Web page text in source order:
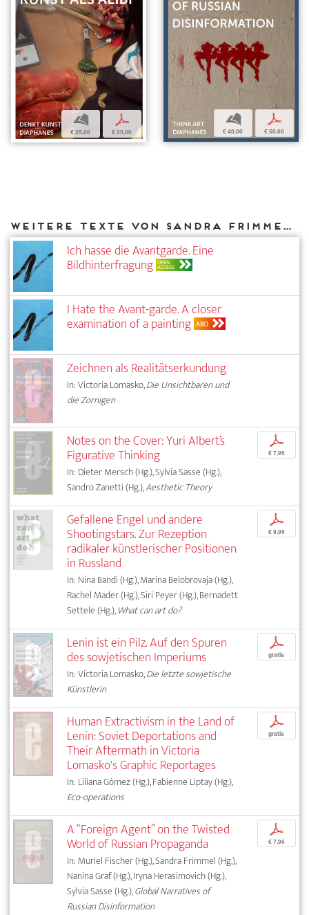
b
€ 25,00
p
€ 25,00
b
€ 40,00
p
€ 50,00
Weitere Texte von Sandra Frimmel bei DIAPHANES
Ich hasse die Avantgarde. Eine
Bildhinterfragung OPEN
ACCESS
I Hate the Avant-garde. A closer
examination of a painting ABO
Zeichnen als Realitätserkundung
In: Victoria Lomasko,Die Unsichtbaren und
die Zornigen
Notes on the Cover: Yuri Albert’s
Figurative Thinking
In: Dieter Mersch (Hg.), Sylvia Sasse (Hg.),
Sandro Zanetti (Hg.),Aesthetic Theory
p
€ 7,95
Gefallene Engel und andere
Shootingstars. Zur Rezeption
radikaler künstlerischer Positionen
in Russland
In: Nina Bandi (Hg.), Marina Belobrovaja (Hg.),
Rachel Mader (Hg.), Siri Peyer (Hg.), Bernadett
Settele (Hg.),What can art do?
p
€ 9,95
Lenin ist ein Pilz. Auf den Spuren
des sowjetischen Imperiums
In: Victoria Lomasko,Die letzte sowjetische
Künstlerin
p
gratis
Human Extractivism in the Land of
Lenin: Soviet Deportations and
Their Aftermath in Victoria
Lomasko's Graphic Reportages
In: Liliana Gómez (Hg.), Fabienne Liptay (Hg.),
Eco-operations
p
gratis
A “Foreign Agent” on the Twisted
World of Russian Propaganda
In: Muriel Fischer (Hg.), Sandra Frimmel (Hg.),
Nanina Graf (Hg.), Iryna Herasimovich (Hg.),
Sylvia Sasse (Hg.),Global Narratives of
Russian Disinformation
p
€ 7,95